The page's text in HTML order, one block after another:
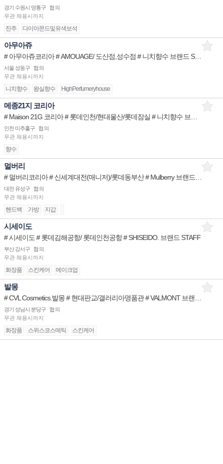
경기 수원시 영통구
협의
무관 채용시까지
진주 다이아몬드및유색보석
아무아쥬
# 아무아쥬코리아 # AMOUAGE/ 도산점,성수점 # 니치향수 브랜드 STAFF
서울 성동구
협의
무관 채용시까지
니치향수 왕실향수 HighPerfumeryhouse
메종21지 코리아
인천 미추홀구
협의
무관 채용시까지
향수
멀버리
대전 유성구
협의
무관 채용시까지
핸드백 가방 지갑
시세이도
# 시세이도 # 롯데김해공항/ 롯데인천공항 # SHISEIDO. 브랜드 STAFF
부산 강서구
협의
무관 채용시까지
화장품 스킨케어 메이크업
발몽
경기 성남시 분당구
협의
무관 채용시까지
화장품 스위스코스메틱 스킨케어